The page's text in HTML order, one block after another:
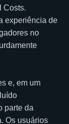
Costs.
experiência de
no
e, em um
parte da
Os usuários